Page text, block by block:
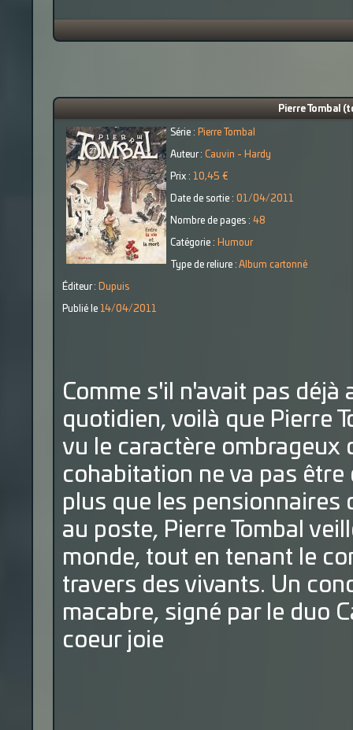
Pierre Tombal
Série : Pierre Tombal
Auteur : Cauvin - Hardy
Prix : 10,45 €
Date de sortie : 01/04/2011
Nombre de pages : 48
Catégorie : Humour
Type de reliure : Album cartonné
Éditeur : Dupuis
Publié le 14/04/2011
Comme s'il n'avait pas
quotidien, voilà que Pierre
vu le caractère ombrageux
cohabitation ne va pas
plus que les pensionnaires
au poste, Pierre Tombal
monde, tout en tenant le
travers des vivants. Un
macabre, signé par le duo
coeur joie